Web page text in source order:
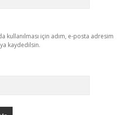
kullanılması için adım, e-posta adresim
kaydedilsin.